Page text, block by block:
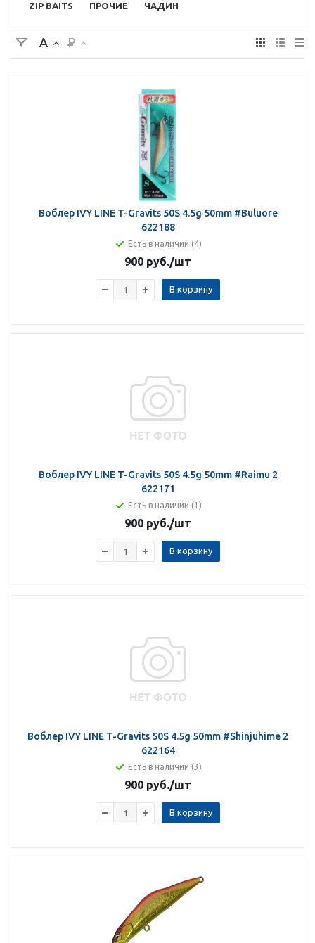
ZIP BAITS ПРОЧИЕ ЧАДИН
Воблер IVY LINE T-Gravits 50S 4.5g 50mm #Buluore
622188
Есть в наличии (4)
900 руб./шт
В корзину
Воблер IVY LINE T-Gravits 50S 4.5g 50mm #Raimu 2
622171
Есть в наличии (1)
900 руб./шт
В корзину
Воблер IVY LINE T-Gravits 50S 4.5g 50mm #Shinjuhime 2
622164
Есть в наличии (3)
900 руб./шт
В корзину